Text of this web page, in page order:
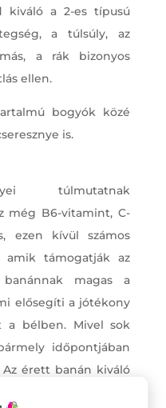
kiváló a 2-es típusú
a túlsúly, az
a rák bizonyos
ellen.
bogyók közé
is.
túlmutatnak
még B6-vitamint, C-
ezen kívül számos
amik támogatják az
magas a
elősegíti a jótékony
a bélben. Mivel sok
időpontjában
érett banán kiváló